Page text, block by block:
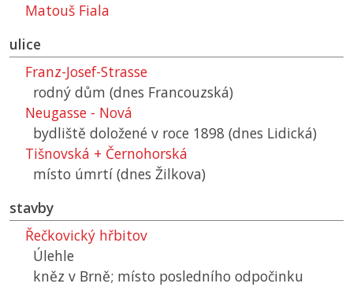
Matouš Fiala
ulice
Franz-Josef-Strasse
rodný dům (dnes Francouzská)
Neugasse - Nová
bydliště doložené v roce 1898 (dnes Lidická)
Tišnovská + Černohorská
místo úmrtí (dnes Žilkova)
stavby
Řečkovický hřbitov
Úlehle
kněz v Brně; místo posledního odpočinku